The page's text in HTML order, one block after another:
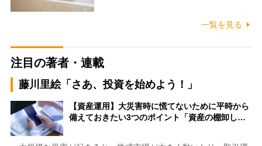
一覧を見る
注目の著者・連載
藤川里絵「さあ、投資を始めよう！」
【資産運用】大災害時に慌てないために平時から
備えておきたい3つのポイント「資産の棚卸し…